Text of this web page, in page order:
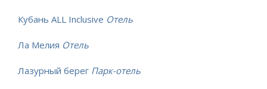
Кубань ALL Inclusive Отель
Ла Мелия Отель
Лазурный берег Парк-отель